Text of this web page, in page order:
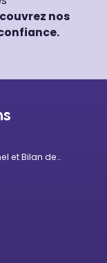
nos
et Bilan de